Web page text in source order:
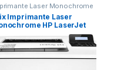
Laser Monochrome
Imprimante Laser
HP LaserJet
M501dn (J8H61A) –
– 7055.00